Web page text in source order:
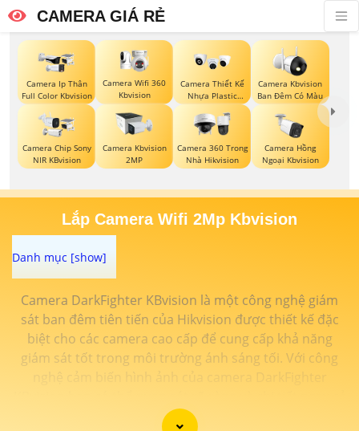
CAMERA GIÁ RẺ
Camera Ip Thân
Full Color Kbvision
Camera Wifi 360
Kbvision
Camera Thiết Kế
Nhựa Plastic
Kbvision
Camera Kbvision
Ban Đêm Có Màu
Camera Chip Sony
NIR KBvision
Camera Kbvision
2MP
Camera 360 Trong
Nhà Hikvision
Camera Hồng
Ngoại Kbvision
Lắp Camera Wifi 2Mp Kbvision
Camera DarkFighter KBvision là một công nghệ giám
sát ban đêm tiên tiến của Hikvision được thiết kế đặc
biệt cho các camera cao cấp để cung cấp khả năng
giám sát tốt trong môi trường ánh sáng tối. Với công
nghệ cảm biến hình ảnh của camera DarkFighter
trong điều kiện ánh sáng yếu. Công nghệ DarkFighter